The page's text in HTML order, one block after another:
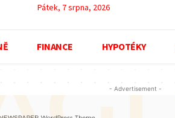
Pátek, 7 srpna, 2026
FINANCE HYPOTÉKY
- Advertisement -